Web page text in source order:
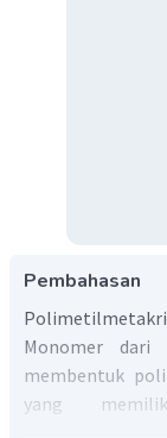
Pembahasan
Monomer dari
membentuk
yang